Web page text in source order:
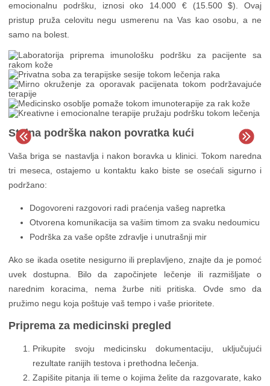
emocionalnu podršku, iznosi oko 14.000 € (15.500 $). Ovaj
pristup pruža celovitu negu usmerenu na Vas kao osobu, a ne
samo na bolest.
Stalna podrška nakon povratka kući
Vaša briga se nastavlja i nakon boravka u klinici. Tokom naredna
tri meseca, ostajemo u kontaktu kako biste se osećali sigurno i
podržano:
Dogovoreni razgovori radi praćenja vašeg napretka
Otvorena komunikacija sa vašim timom za svaku nedoumicu
Podrška za vaše opšte zdravlje i unutrašnji mir
Ako se ikada osetite nesigurno ili preplavljeno, znajte da je pomoć
uvek dostupna. Bilo da započinjete lečenje ili razmišljate o
narednim koracima, nema žurbe niti pritiska. Ovde smo da
pružimo negu koja poštuje vaš tempo i vaše prioritete.
Priprema za medicinski pregled
Prikupite svoju medicinsku dokumentaciju, uključujući
rezultate ranijih testova i prethodna lečenja.
Zapišite pitanja ili teme o kojima želite da razgovarate, kako